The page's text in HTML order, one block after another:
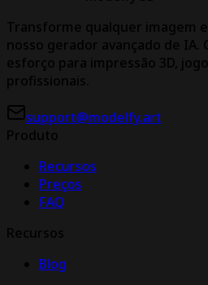
Transforme qualquer imagem
nosso gerador avançado de IA.
esforço para impressão 3D,
profissionais.
support@modelfy.art
Produto
Recursos
Preços
FAQ
Recursos
Blog